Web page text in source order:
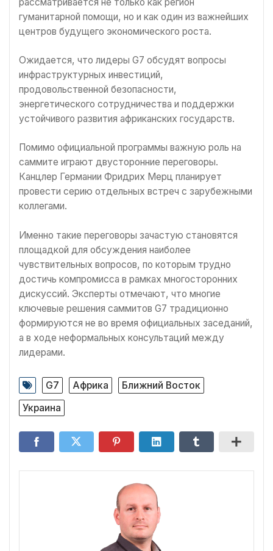
гуманитарной помощи, но и как один из важнейших
центров будущего экономического роста.
Ожидается, что лидеры G7 обсудят вопросы
инфраструктурных инвестиций,
продовольственной безопасности,
энергетического сотрудничества и поддержки
устойчивого развития африканских государств.
Помимо официальной программы важную роль на
саммите играют двусторонние переговоры.
Канцлер Германии Фридрих Мерц планирует
провести серию отдельных встреч с зарубежными
коллегами.
Именно такие переговоры зачастую становятся
площадкой для обсуждения наиболее
чувствительных вопросов, по которым трудно
достичь компромисса в рамках многосторонних
дискуссий. Эксперты отмечают, что многие
ключевые решения саммитов G7 традиционно
формируются не во время официальных заседаний,
а в ходе неформальных консультаций между
лидерами.
G7 Африка
Ближний Восток
Украина